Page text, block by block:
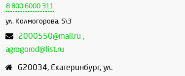
8 800 6000 311
ул. Колмогорова, 5\3
2000550@mail.ru ,
agrogorod@list.ru
620034, Екатеринбург, ул.